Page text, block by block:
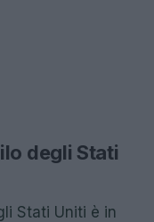
degli Stati
Stati Uniti è in